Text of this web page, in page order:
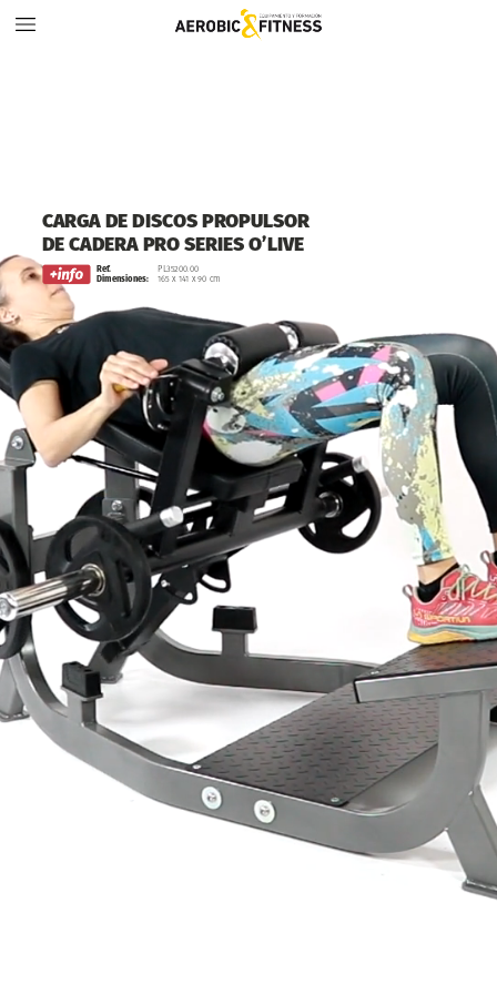
CARGA DEDISCOSPROPULSOR
DECADERA PRO SERIES O’LIVE
Ref.
Dimensiones:
PL35200.00
165 x 141 x 90 cm